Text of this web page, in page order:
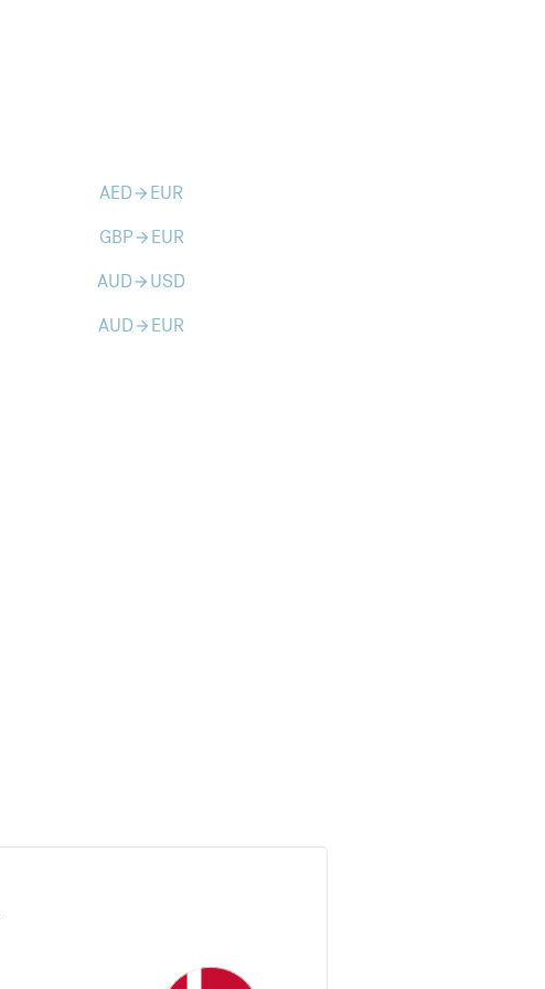
AEDarrow_forward EUR
GBParrow_forward EUR
AUDarrow_forward USD
AUDarrow_forward EUR